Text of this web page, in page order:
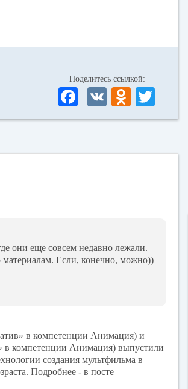
Поделитесь ссылкой:
Fa
ce
ok
V
K
O
dn
la
wi
r
они еще совсем недавно лежали.
Если, конечно, можно))
в компетенции Анимация) и
в компетенции Анимация) выпустили
создания мультфильма в
Подробнее - в посте